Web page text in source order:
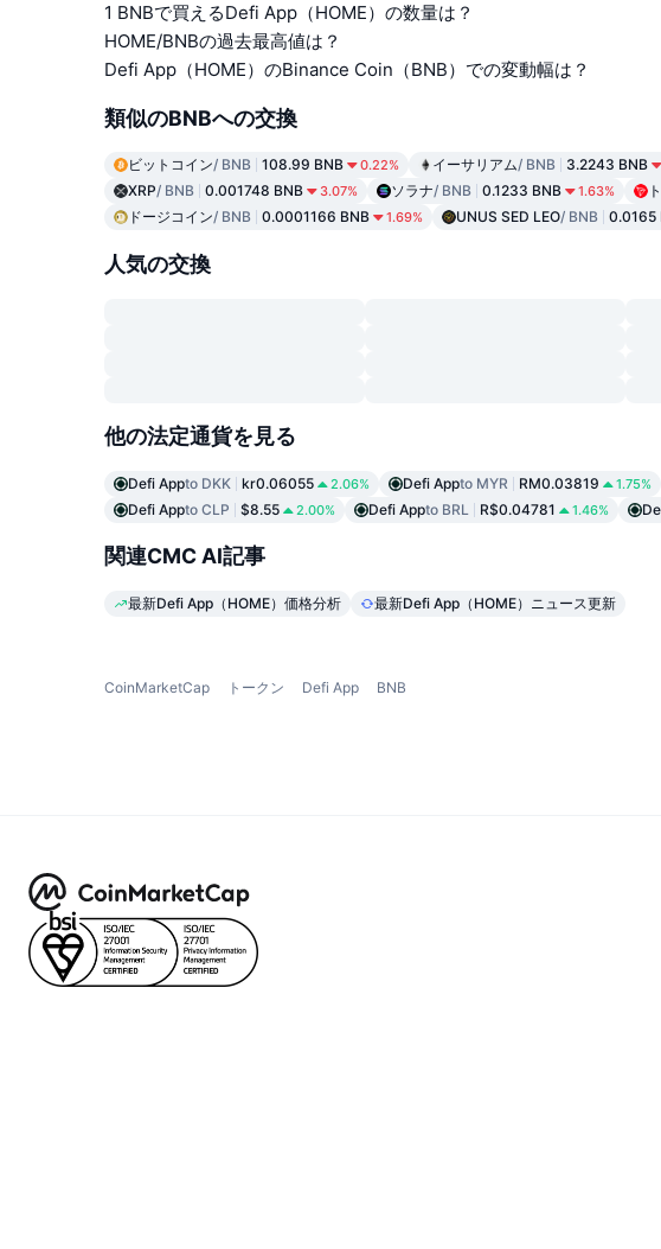
1 BNBで買えるDefi App（HOME）の数量は？
HOME/BNBの過去最高値は？
Defi App（HOME）のBinance Coin（BNB）での変動幅は？
類似のBNBへの交換
ビットコイン/ BNB 108.99 BNB 0.22% イーサリアム/ BNB 3.2243 BNB
XRP/ BNB 0.001748 BNB 3.07% ソラナ/ BNB 0.1233 BNB 1.63%
ドージコイン/ BNB 0.0001166 BNB 1.69% UNUS SED LEO/ BNB 0.0165
人気の交換
他の法定通貨を見る
Defi Appto DKK kr0.06055 2.06% Defi Appto MYR RM0.03819 1.75%
Defi Appto CLP $8.55 2.00% Defi Appto BRL R$0.04781 1.46%
関連CMC AI記事
最新Defi App（HOME）価格分析 最新Defi App（HOME）ニュース更新
CoinMarketCap トークン Defi App BNB